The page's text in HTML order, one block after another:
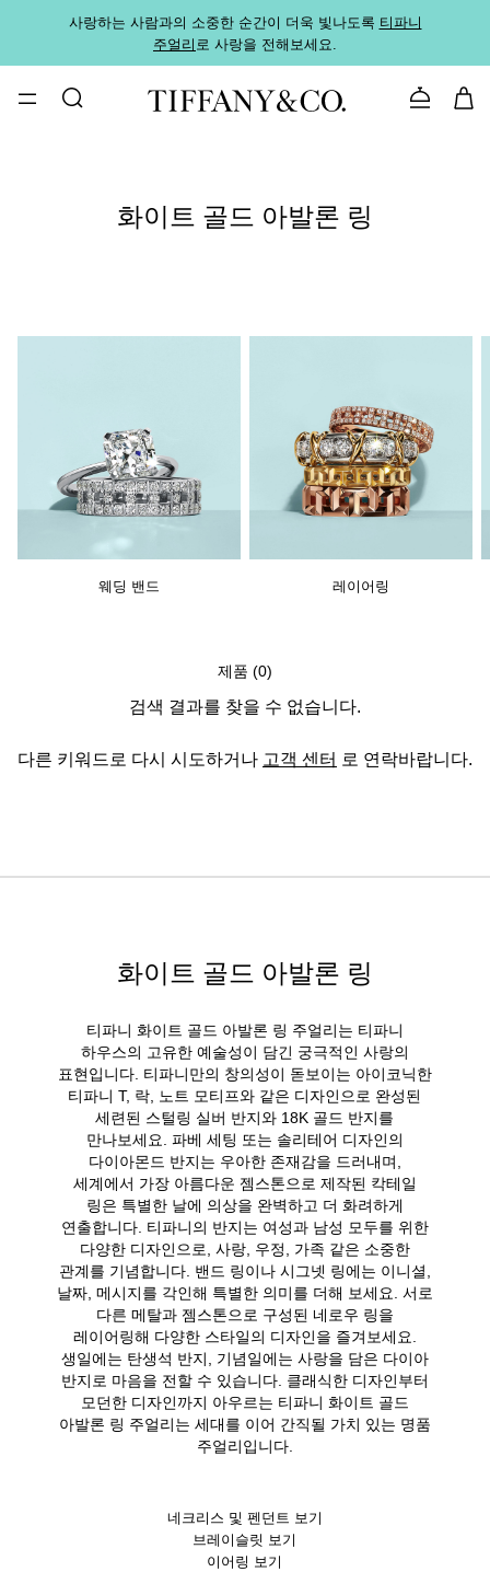
사랑하는 사람과의 소중한 순간이 더욱 빛나도록 티파니
주얼리로 사랑을 전해보세요.
문의하기
화이트 골드 아발론 링
웨딩 밴드 레이어링
제품 (0)
검색 결과를 찾을 수 없습니다.
다른 키워드로 다시 시도하거나 고객 센터 로 연락바랍니다.
화이트 골드 아발론 링
티파니 화이트 골드 아발론 링 주얼리는 티파니
하우스의 고유한 예술성이 담긴 궁극적인 사랑의
표현입니다. 티파니만의 창의성이 돋보이는 아이코닉한
티파니 T, 락, 노트 모티프와 같은 디자인으로 완성된
세련된 스털링 실버 반지와 18K 골드 반지를
만나보세요. 파베 세팅 또는 솔리테어 디자인의
다이아몬드 반지는 우아한 존재감을 드러내며,
세계에서 가장 아름다운 젬스톤으로 제작된 칵테일
링은 특별한 날에 의상을 완벽하고 더 화려하게
연출합니다. 티파니의 반지는 여성과 남성 모두를 위한
다양한 디자인으로, 사랑, 우정, 가족 같은 소중한
관계를 기념합니다. 밴드 링이나 시그넷 링에는 이니셜,
날짜, 메시지를 각인해 특별한 의미를 더해 보세요. 서로
다른 메탈과 젬스톤으로 구성된 네로우 링을
레이어링해 다양한 스타일의 디자인을 즐겨보세요.
생일에는 탄생석 반지, 기념일에는 사랑을 담은 다이아
반지로 마음을 전할 수 있습니다. 클래식한 디자인부터
모던한 디자인까지 아우르는 티파니 화이트 골드
아발론 링 주얼리는 세대를 이어 간직될 가치 있는 명품
주얼리입니다.
네크리스 및 펜던트 보기
브레이슬릿 보기
이어링 보기